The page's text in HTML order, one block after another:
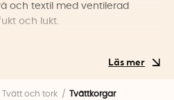
och textil med ventilerad
och lukt.
hörnanpassad modell bra. Vill
Tvätt och tork Tvättkorgar